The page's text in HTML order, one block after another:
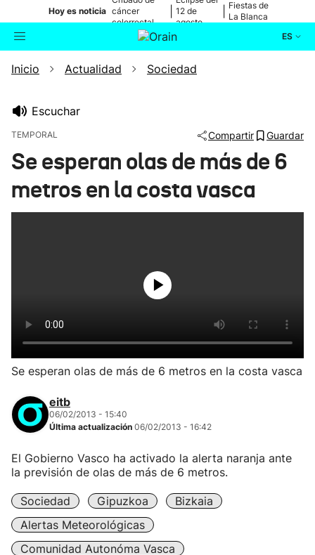
Hoy es noticia cáncer
colorrectal
12 de
agosto
Fiestas de
La Blanca
ES
Buscador Actualidad
Ikusmiran
Inicio Actualidad Sociedad
Escuchar
TEMPORAL Compartir Guardar
Se esperan olas de más de 6
metros en la costa vasca
Se esperan olas de más de 6 metros en la costa vasca
eitb
06/02/2013 - 15:40
Última actualización 06/02/2013 - 16:42
El Gobierno Vasco ha activado la alerta naranja ante
la previsión de olas de más de 6 metros.
Sociedad Gipuzkoa
Bizkaia
Alertas Meteorológicas
Comunidad Autonóma Vasca